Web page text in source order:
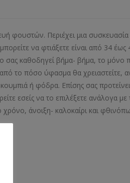
φουστών. Περιέχει μια
να φτιάξετε είναι από 34 έως
σας καθοδηγεί βήμα- βήμα, το μόνο
το πόσο ύφασμα θα χρειαστείτε,
ή φόδρα. Επίσης σας
εσείς να το επιλέξετε ανάλογα με
άνοιξη- καλοκαίρι και